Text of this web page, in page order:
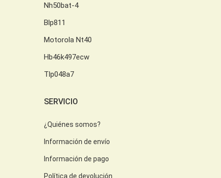
Nh50bat-4
Blp811
Motorola Nt40
Hb46k497ecw
Tlp048a7
SERVICIO
¿Quiénes somos?
Información de envío
Información de pago
Política de devolución